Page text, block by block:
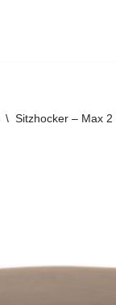
\ Sitzhocker – Max